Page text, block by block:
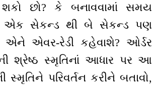
છો? કે બનાવવામાં સમય
એક સેકન્ડ થી બે સેકન્ડ પણ
એને એવર-રેડી કહેવાશે? ઓર્ડર
શ્રેષ્ઠ સ્મૃતિનાં આધાર પર આ
પરિવર્તન કરીને બતાવો,